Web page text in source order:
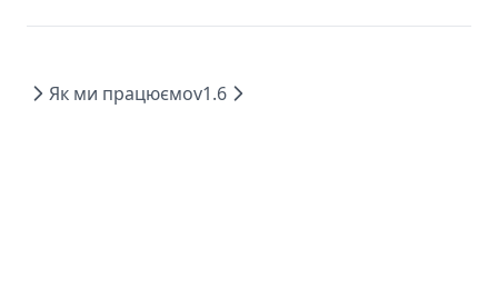
Як ми працюємоv1.6